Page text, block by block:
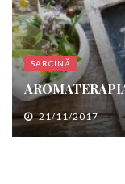
SARCINĂ
21/11/2017